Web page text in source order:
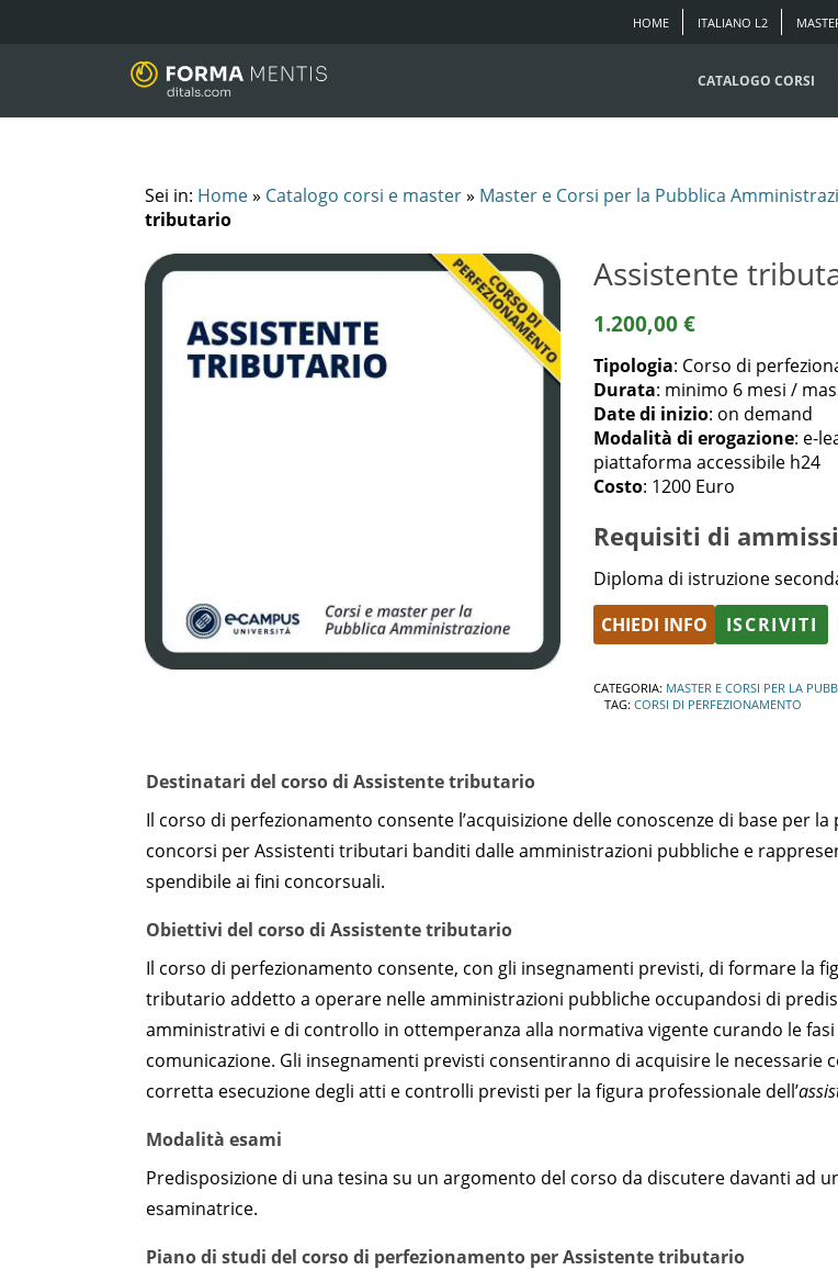
HOME ITALIANO L2
CATALOGO CORSI
Sei in: Home» Catalogo corsi e master» Master e Corsi per la Pubblica
tributario
Assistente
1.200,00€
Tipologia: Corso di
Durata: minimo 6 mesi /
Date di inizio: on demand
Modalità di erogazione: e-
piattaforma accessibile h24
Costo: 1200 Euro
Requisiti di
Diploma di istruzione
CHIEDI INFO
ISCRIVITI
CATEGORIA: MASTER E CORSI PER LA
TAG: CORSI DI PERFEZIONAMENTO
Destinatari del corso di Assistente tributario
Il corso di perfezionamento consente l’acquisizione delle conoscenze di base per
concorsi per Assistenti tributari banditi dalle amministrazioni pubbliche e
spendibile ai fini concorsuali.
Obiettivi del corso di Assistente tributario
Il corso di perfezionamento consente, con gli insegnamenti previsti, di formare la
tributario addetto a operare nelle amministrazioni pubbliche occupandosi di
amministrativi e di controllo in ottemperanza alla normativa vigente curando le
comunicazione. Gli insegnamenti previsti consentiranno di acquisire le necessarie
corretta esecuzione degli atti e controlli previsti per la figura professionale dell’
Modalità esami
Predisposizione di una tesina su un argomento del corso da discutere davanti ad
esaminatrice.
Piano di studi del corso di perfezionamento per Assistente tributario